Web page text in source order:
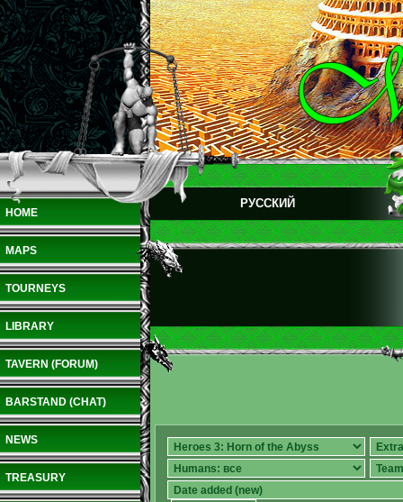
HOME
MAPS
TOURNEYS
LIBRARY
TAVERN (FORUM)
BARSTAND (CHAT)
NEWS
TREASURY
РУССКИЙ